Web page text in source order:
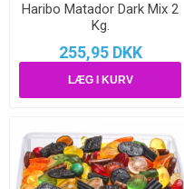
Haribo Matador Dark Mix 2
Kg.
255,95 DKK